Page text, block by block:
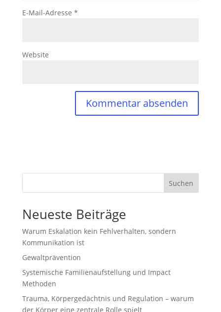
E-Mail-Adresse *
Website
Suchen
Neueste Beiträge
Warum Eskalation kein Fehlverhalten, sondern
Kommunikation ist
Gewaltprävention
Systemische Familienaufstellung und Impact
Methoden
Trauma, Körpergedächtnis und Regulation – warum
der Körper eine zentrale Rolle spielt